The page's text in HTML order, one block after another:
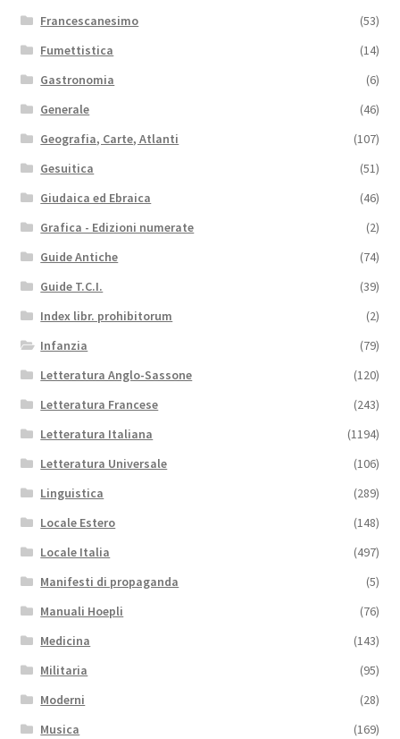
Francescanesimo
(53)
Fumettistica
(14)
Gastronomia
(6)
Generale
(46)
Geografia, Carte, Atlanti
(107)
Gesuitica
(51)
Giudaica ed Ebraica
(46)
Grafica - Edizioni numerate
(2)
Guide Antiche
(74)
Guide T.C.I.
(39)
Index libr. prohibitorum
(2)
Infanzia
(79)
Letteratura Anglo-Sassone
(120)
Letteratura Francese
(243)
Letteratura Italiana
(1194)
Letteratura Universale
(106)
Linguistica
(289)
Locale Estero
(148)
Locale Italia
(497)
Manifesti di propaganda
(5)
Manuali Hoepli
(76)
Medicina
(143)
Militaria
(95)
Moderni
(28)
Musica
(169)